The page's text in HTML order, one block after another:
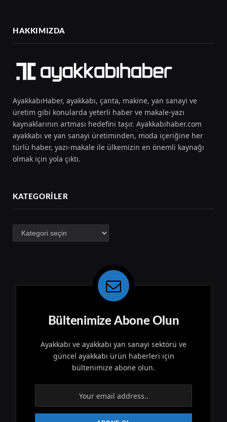
HAKKIMIZDA
AyakkabıHaber, ayakkabı, çanta, makine, yan sanayi ve
üretim gibi konularda yeterli haber ve makale-yazı
kaynaklarının artması hedefini taşır. Ayakkabihaber.com
ayakkabı ve yan sanayi üretiminden, moda içeriğine her
türlü haber, yazı-makale ile ülkemizin en önemli kaynağı
olmak için yola çıktı.
KATEGORILER
Kategoriler
Bültenimize Abone Olun
Ayakkabı ve ayakkabı yan sanayi sektörü ve
güncel ayakkabı ürün haberleri için
bültenimize abone olun.